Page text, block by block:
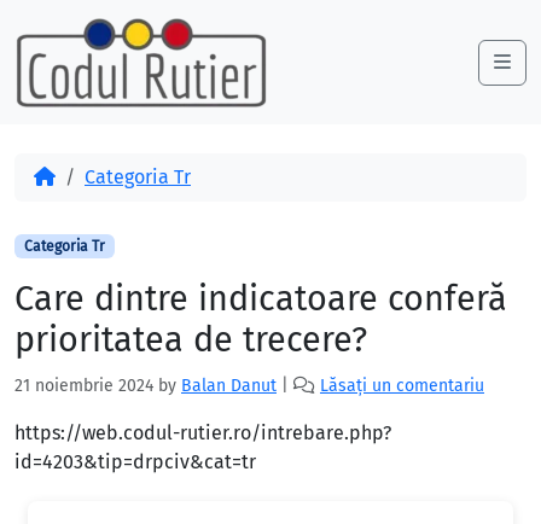
Skip to content
Skip to footer
AcasăCategoria Tr
Categoria Tr
Care dintre indicatoare conferă
prioritatea de trecere?
21 noiembrie 2024 by Balan Danut Lăsați un comentariu
https://web.codul-rutier.ro/intrebare.php?
id=4203&tip=drpciv&cat=tr